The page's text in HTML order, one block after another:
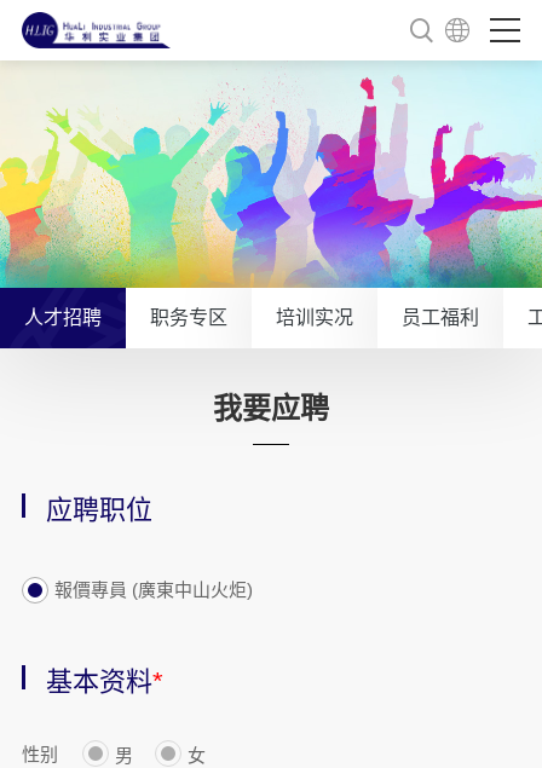
人才招聘 职务专区 培训实况 员工福利
我要应聘
应聘职位
報價專員 (廣東中山火炬)
基本资料*
性别 男 女